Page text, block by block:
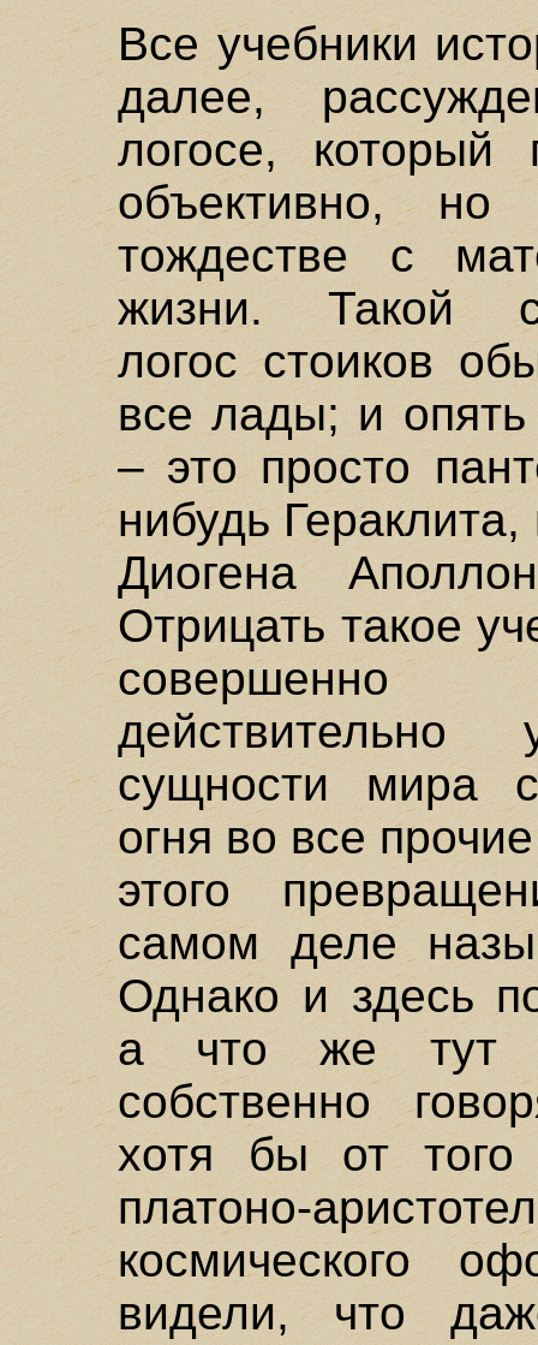
Все учебники
далее,
логосе, который
объективно,
тождестве с
жизни. Такой
логос стоиков
все лады; и опять
– это просто
нибудь
Диогена
Отрицать такое
совершенно
сущности мира
огня во все
этого
самом деле
Однако и здесь
а что же тут
собственно
хотя бы от
платоно-
космического
видели, что